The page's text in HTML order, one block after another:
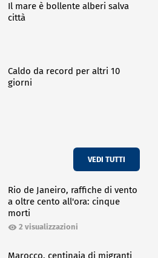
Il mare è bollente alberi salva
città
Caldo da record per altri 10
giorni
VEDI TUTTI
Rio de Janeiro, raffiche di vento
a oltre cento all'ora: cinque
morti
2 visualizzazioni
Marocco, centinaia di migranti